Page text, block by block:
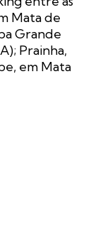
Mata de
Grande
Prainha,
em Mata